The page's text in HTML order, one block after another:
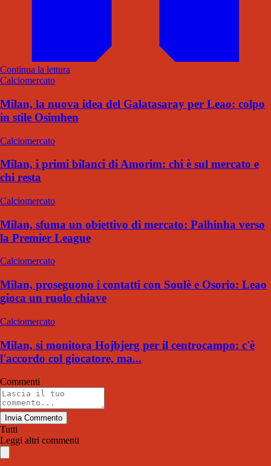
Continua la lettura
Calciomercato
Milan, la nuova idea del Galatasaray per Leao: colpo
in stile Osimhen
Calciomercato
Milan, i primi bilanci di Amorim: chi è sul mercato e
chi resta
Calciomercato
Milan, sfuma un obiettivo di mercato: Palhinha verso
la Premier League
Calciomercato
Milan, proseguono i contatti con Soulè e Osorio: Leao
gioca un ruolo chiave
Calciomercato
Milan, si monitora Hojbjerg per il centrocampo: c'è
l'accordo col giocatore, ma...
Commenti
Invia Commento
Tutti
Leggi altri commenti